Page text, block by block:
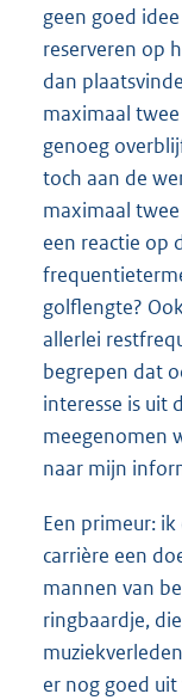
geen goed
reserveren op
dan
maximaal
genoeg
toch aan de
maximaal
een reactie op
golflengte?
allerlei
begrepen dat
interesse is uit
meegenomen
naar mijn
Een primeur:
carrière een
mannen van
ringbaardje,
er nog goed